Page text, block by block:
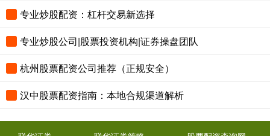
专业炒股配资：杠杆交易新选择
专业炒股公司|股票投资机构|证券操盘团队
杭州股票配资公司推荐（正规安全）
汉中股票配资指南：本地合规渠道解析